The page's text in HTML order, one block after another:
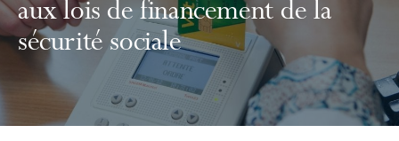
aux lois de financement de la
sécurité sociale